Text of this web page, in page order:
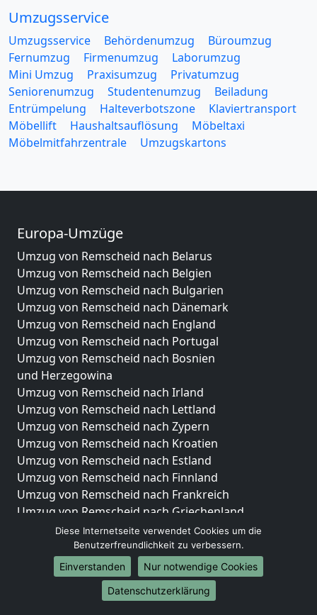
Umzugsservice
Umzugsservice Behördenumzug
Büroumzug
Fernumzug
Firmenumzug
Laborumzug
Mini Umzug
Praxisumzug
Privatumzug
Seniorenumzug
Studentenumzug
Beiladung
Entrümpelung
Halteverbotszone
Klaviertransport
Möbellift
Haushaltsauflösung
Möbeltaxi
Möbelmitfahrzentrale
Umzugskartons
Europa-Umzüge
Umzug von Remscheid nach Belarus
Umzug von Remscheid nach Belgien
Umzug von Remscheid nach Bulgarien
Umzug von Remscheid nach Dänemark
Umzug von Remscheid nach England
Umzug von Remscheid nach Portugal
Umzug von Remscheid nach Bosnien
und Herzegowina
Umzug von Remscheid nach Irland
Umzug von Remscheid nach Lettland
Umzug von Remscheid nach Zypern
Umzug von Remscheid nach Kroatien
Umzug von Remscheid nach Estland
Umzug von Remscheid nach Finnland
Umzug von Remscheid nach Frankreich
Umzug von Remscheid nach Griechenland
Umzug von Remscheid nach Italien
Umzug von Remscheid nach Liechtenstein
Umzug von Remscheid nach Luxemburg
Umzug von Remscheid nach Niederlande
Umzug von Remscheid nach Norwegen
Diese Internetseite verwendet Cookies um die
Benutzerfreundlichkeit zu verbessern.
Einverstanden
Nur notwendige Cookies
Datenschutzerklärung